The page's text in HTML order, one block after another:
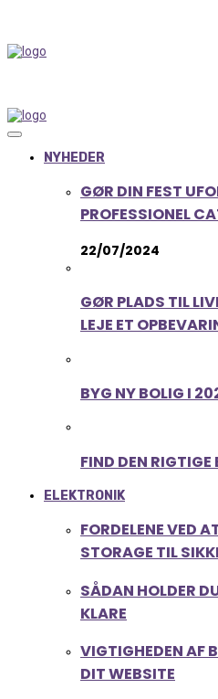
NYHEDER
GØR DIN FEST
PROFESSIONEL
22/07/2024
GØR PLADS TIL
LEJE ET
BYG NY BOLIG I
FIND DEN
ELEKTRONIK
FORDELENE VED
STORAGE TIL
SÅDAN HOLDER
KLARE
VIGTIGHEDEN AF
DIT WEBSITE